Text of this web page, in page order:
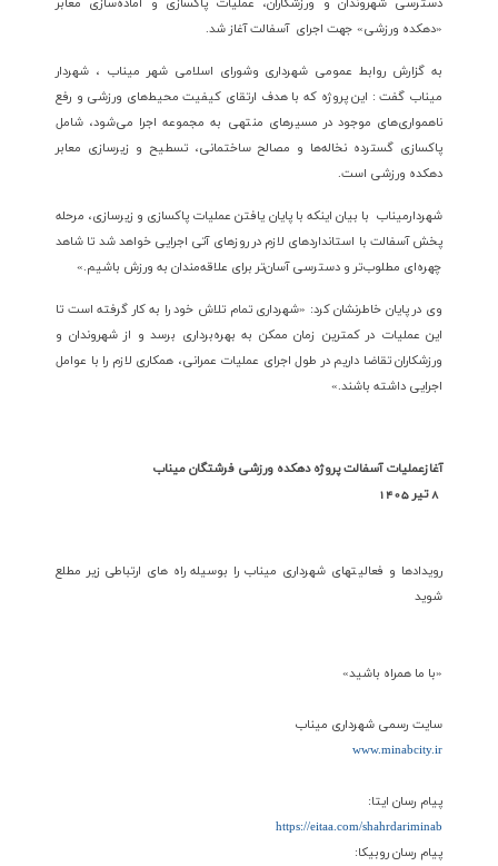
«دهکده ورزشی» جهت اجرای آسفالت آغاز شد.
به گزارش روابط عمومی شهرداری وشورای اسلامی شهر میناب ، شهردار
میناب گفت : این پروژه که با هدف ارتقای کیفیت محیط‌های ورزشی و رفع
ناهمواری‌های موجود در مسیرهای منتهی به مجموعه اجرا می‌شود، شامل
پاکسازی گسترده نخاله‌ها و مصالح ساختمانی، تسطیح و زیرسازی معابر
دهکده ورزشی است.
شهردارمیناب با بیان اینکه با پایان یافتن عملیات پاکسازی و زیرسازی، مرحله
پخش آسفالت با استاندارد‌های لازم در روزهای آتی اجرایی خواهد شد تا شاهد
چهره‌ای مطلوب‌تر و دسترسی آسان‌تر برای علاقه‌مندان به ورزش باشیم.»
وی در پایان خاطرنشان کرد: «شهرداری تمام تلاش خود را به کار گرفته است تا
این عملیات در کمترین زمان ممکن به بهره‌برداری برسد و از شهروندان و
ورزشکاران تقاضا داریم در طول اجرای عملیات عمرانی، همکاری لازم را با عوامل
اجرایی داشته باشند.»
آغازعملیات آسفالت پروژه دهکده ورزشی فرشتگان میناب
رویدادها و فعالیتهای شهرداری میناب را بوسیله راه های ارتباطی زیر مطلع
شوید
«با ما همراه باشید»
سایت رسمی شهرداری میناب
www.minabcity.ir
پیام رسان ایتا:
https://eitaa.com/shahrdariminab
پیام رسان روبیکا: